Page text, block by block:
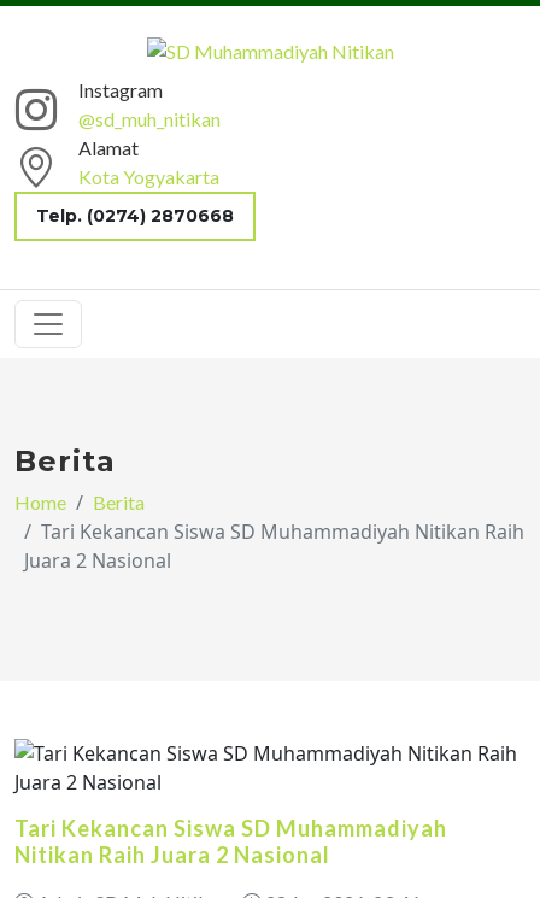
Instagram
@sd_muh_nitikan
Alamat
Kota Yogyakarta
Telp. (0274) 2870668
Berita
Home Berita
Tari Kekancan Siswa SD Muhammadiyah Nitikan Raih
Juara 2 Nasional
Tari Kekancan Siswa SD Muhammadiyah
Nitikan Raih Juara 2 Nasional